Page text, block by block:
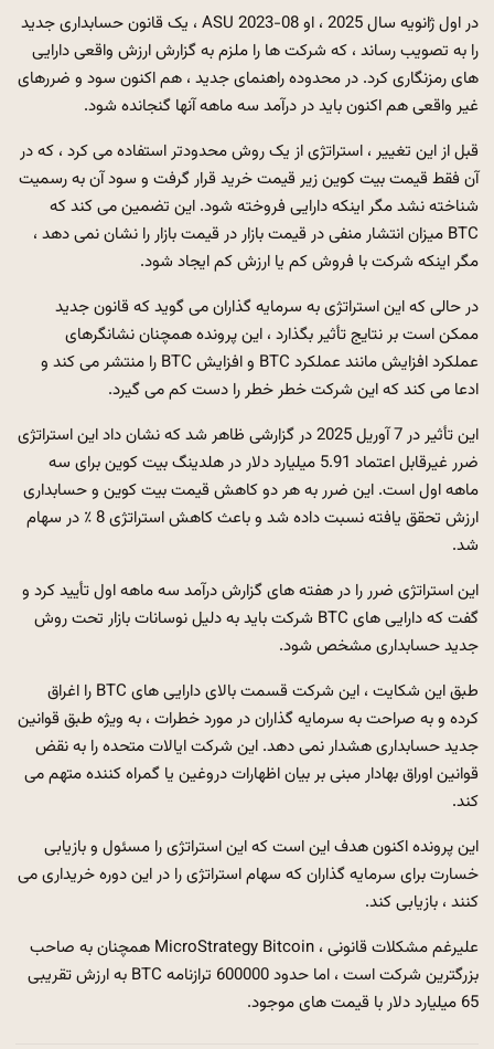
در اول ژانویه سال 2025 ، او ASU 2023-08 ، یک قانون حسابداری جدید
را به تصویب رساند ، که شرکت ها را ملزم به گزارش ارزش واقعی دارایی
های رمزنگاری کرد. در محدوده راهنمای جدید ، هم اکنون سود و ضررهای
غیر واقعی هم اکنون باید در درآمد سه ماهه آنها گنجانده شود.
قبل از این تغییر ، استراتژی از یک روش محدودتر استفاده می کرد ، که در
آن فقط قیمت بیت کوین زیر قیمت خرید قرار گرفت و سود آن به رسمیت
شناخته نشد مگر اینکه دارایی فروخته شود. این تضمین می کند که
BTC میزان انتشار منفی در قیمت بازار در قیمت بازار را نشان نمی دهد ،
مگر اینکه شرکت با فروش کم یا ارزش کم ایجاد شود.
در حالی که این استراتژی به سرمایه گذاران می گوید که قانون جدید
ممکن است بر نتایج تأثیر بگذارد ، این پرونده همچنان نشانگرهای
عملکرد افزایش مانند عملکرد BTC و افزایش BTC را منتشر می کند و
ادعا می کند که این شرکت خطر خطر را دست کم می گیرد.
این تأثیر در 7 آوریل 2025 در گزارشی ظاهر شد که نشان داد این استراتژی
ضرر غیرقابل اعتماد 5.91 میلیارد دلار در هلدینگ بیت کوین برای سه
ماهه اول است. این ضرر به هر دو کاهش قیمت بیت کوین و حسابداری
ارزش تحقق یافته نسبت داده شد و باعث کاهش استراتژی 8 ٪ در سهام
شد.
این استراتژی ضرر را در هفته های گزارش درآمد سه ماهه اول تأیید کرد و
گفت که دارایی های BTC شرکت باید به دلیل نوسانات بازار تحت روش
جدید حسابداری مشخص شود.
طبق این شکایت ، این شرکت قسمت بالای دارایی های BTC را اغراق
کرده و به صراحت به سرمایه گذاران در مورد خطرات ، به ویژه طبق قوانین
جدید حسابداری هشدار نمی دهد. این شرکت ایالات متحده را به نقض
قوانین اوراق بهادار مبنی بر بیان اظهارات دروغین یا گمراه کننده متهم می
کند.
این پرونده اکنون هدف این است که این استراتژی را مسئول و بازیابی
خسارت برای سرمایه گذاران که سهام استراتژی را در این دوره خریداری می
کنند ، بازیابی کند.
علیرغم مشکلات قانونی ، MicroStrategy Bitcoin همچنان به صاحب
بزرگترین شرکت است ، اما حدود 600000 ترازنامه BTC به ارزش تقریبی
65 میلیارد دلار با قیمت های موجود.